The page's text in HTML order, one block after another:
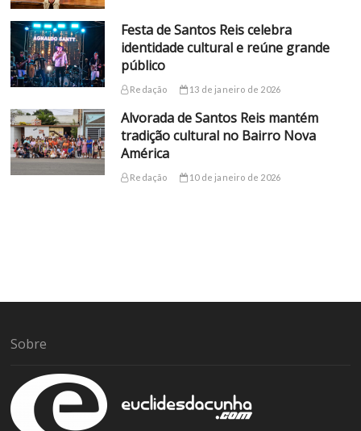
Festa de Santos Reis celebra
identidade cultural e reúne grande
público
Redação 13 de janeiro de 2026
Alvorada de Santos Reis mantém
tradição cultural no Bairro Nova
América
Redação 10 de janeiro de 2026
Sobre